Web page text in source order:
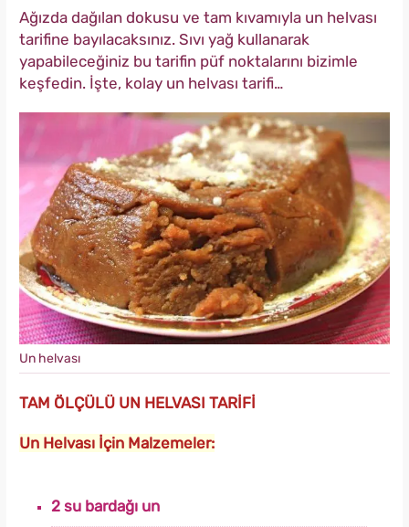
Ağızda dağılan dokusu ve tam kıvamıyla un helvası
tarifine bayılacaksınız. Sıvı yağ kullanarak
yapabileceğiniz bu tarifin püf noktalarını bizimle
keşfedin. İşte, kolay un helvası tarifi…
Un helvası
TAM ÖLÇÜLÜ UN HELVASI TARİFİ
Un Helvası İçin Malzemeler:
2 su bardağı un